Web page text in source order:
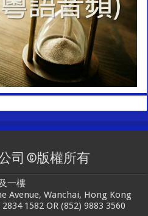
司 ©版權所有
一樓
Avenue, Wanchai, Hong Kong
1582 OR (852) 9883 3560